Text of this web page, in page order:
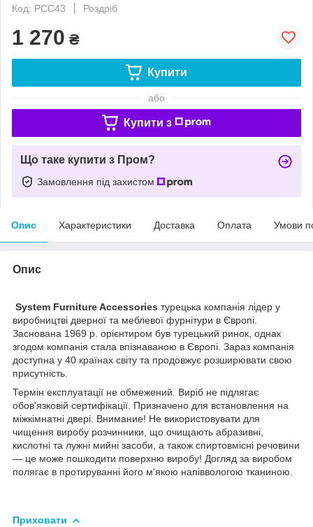
Код: РСС43
Роздріб
1 270 ₴
Купити
або
Купити з
Що таке купити з Пром?
Замовлення під захистом
Опис Характеристики Доставка Оплата Умови
Опис
System Furniture Accessories турецька компанія лідер у
виробництві дверної та меблевої фурнітури в Європі.
Заснована 1969 р. орієнтиром був турецький ринок, однак
згодом компанія стала впізнаваною в Європі. Зараз компанія
доступна у 40 країнах світу та продовжує розширювати свою
присутність.
Термін експлуатації не обмежений. Виріб не підлягає
обов'язковій сертифікації. Призначено для встановлення на
міжкімнатні двері. Внимание! Не використовувати для
чищення виробу розчинники, що очищають абразивні,
кислотні та лужні мийні засоби, а також спиртовмісні речовини
— це може пошкодити поверхню виробу! Догляд за виробом
полягає в протируванні його м'якою напіввологою тканиною.
Приховати